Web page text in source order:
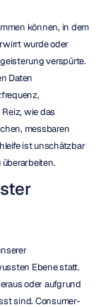
können, in dem
wurde oder
verspürte.
Daten
wie das
messbaren
ist unschätzbar
Ebene statt.
oder aufgrund
sind. Consumer-